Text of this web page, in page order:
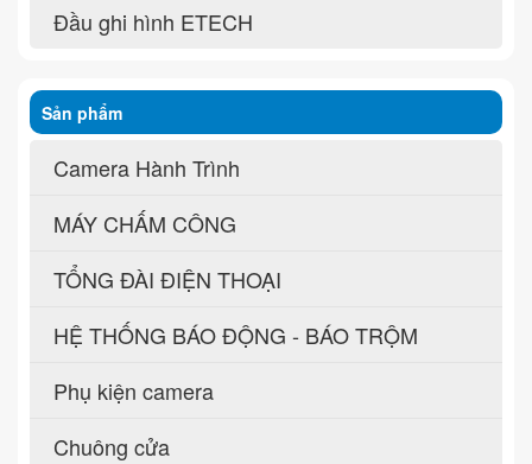
Đầu ghi hình ETECH
Sản phẩm
Camera Hành Trình
MÁY CHẤM CÔNG
TỔNG ĐÀI ĐIỆN THOẠI
HỆ THỐNG BÁO ĐỘNG - BÁO TRỘM
Phụ kiện camera
Chuông cửa